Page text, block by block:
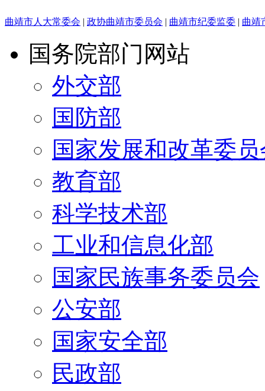
曲靖市人大常委会 | 政协曲靖市委员会 | 曲靖市纪委监委 | 曲靖
国务院部门网站
外交部
国防部
国家发展和改革委
教育部
科学技术部
工业和信息化部
国家民族事务委员会
公安部
国家安全部
民政部